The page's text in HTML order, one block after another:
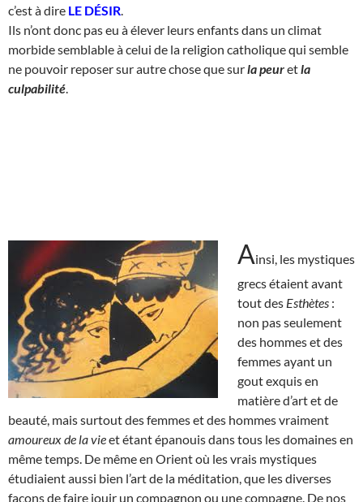
c’est à dire LE DÉSIR
Ils n’ont donc pas eu à élever leurs enfants dans un climat
morbide semblable à celui de la religion catholique qui semble
ne pouvoir reposer sur autre chose que surla peuretla
culpabilité
Ainsi, les mystiques
grecs étaient avant
tout des Esthètes :
non pas seulement
des hommes et des
femmes ayant un
gout exquis en
matière d’art et de
beauté, mais surtout des femmes et des hommes vraiment
amoureux de la vieet étant épanouis dans tous les domaines en
même temps. De même en Orient où les vrais mystiques
étudiaient aussi bien l’art de la méditation, que les diverses
façons de faire jouir un compagnon ou une compagne. De nos